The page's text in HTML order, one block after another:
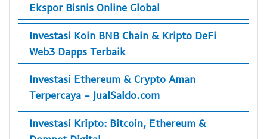
Ekspor Bisnis Online Global
Investasi Koin BNB Chain & Kripto DeFi
Web3 Dapps Terbaik
Investasi Ethereum & Crypto Aman
Terpercaya - JualSaldo.com
Investasi Kripto: Bitcoin, Ethereum &